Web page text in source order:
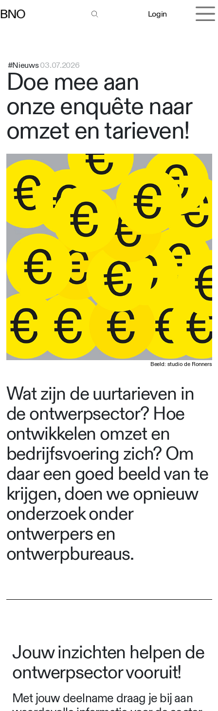
Login
#Nieuws03.07.2026
Doe mee aan
onze enquête naar
omzet en tarieven!
Beeld: studio de Ronners
Wat zijn de uurtarieven in
de ontwerpsector? Hoe
ontwikkelen omzet en
bedrijfsvoering zich? Om
daar een goed beeld van te
krijgen, doen we opnieuw
onderzoek onder
ontwerpers en
ontwerpbureaus.
Jouw inzichten helpen de
ontwerpsector vooruit!
Met jouw deelname draag je bij aan